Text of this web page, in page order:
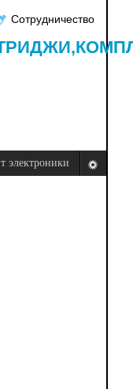
Сотрудничество
электроники